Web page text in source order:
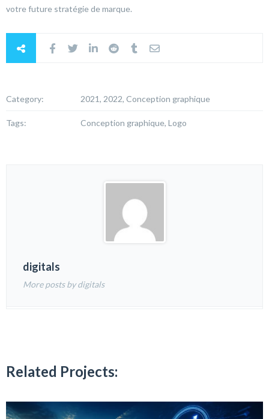
votre future stratégie de marque.
Category: 2021, 2022, Conception graphique
Tags: Conception graphique, Logo
digitals
More posts by digitals
Related Projects: